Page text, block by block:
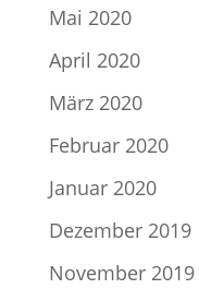
Mai 2020
April 2020
März 2020
Februar 2020
Januar 2020
Dezember 2019
November 2019